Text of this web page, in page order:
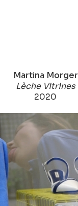
Martina Morger
Lèche Vitrines
2020